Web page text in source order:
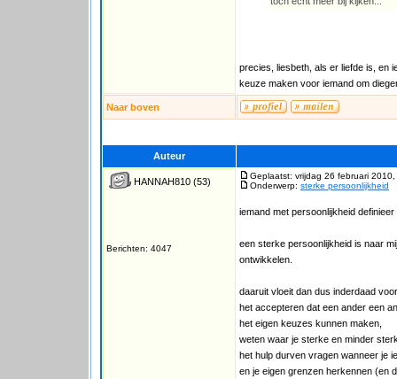
precies, liesbeth, als er liefde is, en
keuze maken voor iemand om
Naar boven
Auteur
HANNAH810 (53)
Berichten: 4047
Geplaatst: vrijdag 26 februari
Onderwerp: sterke persoonlijkheid
iemand met persoonlijkheid
een sterke persoonlijkheid is naar
ontwikkelen.
daaruit vloeit dan dus inderdaad
het accepteren dat een ander een
het eigen keuzes kunnen maken,
weten waar je sterke en minder
het hulp durven vragen wanneer je
en je eigen grenzen herkennen (en